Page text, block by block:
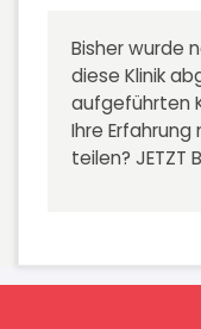
Bisher wurde
diese Klinik
aufgeführten
Ihre
teilen? JETZT